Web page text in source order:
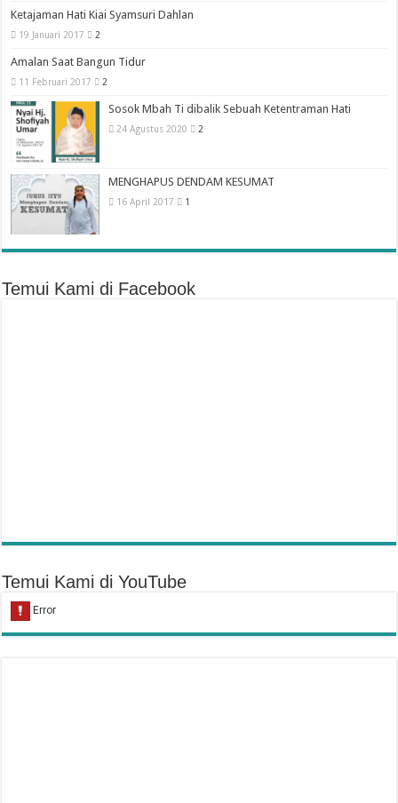
Ketajaman Hati Kiai Syamsuri Dahlan
19 Januari 2017 2
Amalan Saat Bangun Tidur
11 Februari 2017 2
Sosok Mbah Ti dibalik Sebuah Ketentraman Hati
24 Agustus 2020 2
MENGHAPUS DENDAM KESUMAT
16 April 2017 1
Temui Kami di Facebook
Temui Kami di YouTube